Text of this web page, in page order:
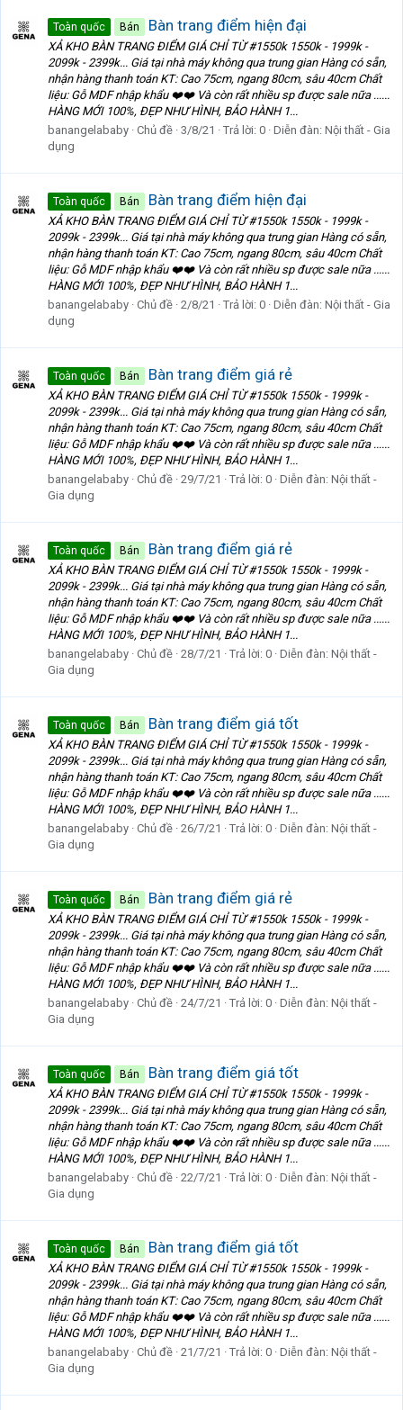
Toàn quốc Bán Bàn trang điểm hiện đại
XẢ KHO BÀN TRANG ĐIỂM GIÁ CHỈ TỪ #1550k 1550k - 1999k -
2099k - 2399k... Giá tại nhà máy không qua trung gian Hàng có sẵn,
nhận hàng thanh toán KT: Cao 75cm, ngang 80cm, sâu 40cm Chất
liệu: Gỗ MDF nhập khẩu ❤️❤️ Và còn rất nhiều sp được sale nữa ......
HÀNG MỚI 100%, ĐẸP NHƯ HÌNH, BẢO HÀNH 1...
banangelababy Chủ đề 3/8/21 Trả lời: 0 Diễn đàn: Nội thất - Gia
dụng
Toàn quốc Bán Bàn trang điểm hiện đại
XẢ KHO BÀN TRANG ĐIỂM GIÁ CHỈ TỪ #1550k 1550k - 1999k -
2099k - 2399k... Giá tại nhà máy không qua trung gian Hàng có sẵn,
nhận hàng thanh toán KT: Cao 75cm, ngang 80cm, sâu 40cm Chất
liệu: Gỗ MDF nhập khẩu ❤️❤️ Và còn rất nhiều sp được sale nữa ......
HÀNG MỚI 100%, ĐẸP NHƯ HÌNH, BẢO HÀNH 1...
banangelababy Chủ đề 2/8/21 Trả lời: 0 Diễn đàn: Nội thất - Gia
dụng
Toàn quốc Bán Bàn trang điểm giá rẻ
XẢ KHO BÀN TRANG ĐIỂM GIÁ CHỈ TỪ #1550k 1550k - 1999k -
2099k - 2399k... Giá tại nhà máy không qua trung gian Hàng có sẵn,
nhận hàng thanh toán KT: Cao 75cm, ngang 80cm, sâu 40cm Chất
liệu: Gỗ MDF nhập khẩu ❤️❤️ Và còn rất nhiều sp được sale nữa ......
HÀNG MỚI 100%, ĐẸP NHƯ HÌNH, BẢO HÀNH 1...
banangelababy Chủ đề 29/7/21 Trả lời: 0 Diễn đàn: Nội thất -
Gia dụng
Toàn quốc Bán Bàn trang điểm giá rẻ
XẢ KHO BÀN TRANG ĐIỂM GIÁ CHỈ TỪ #1550k 1550k - 1999k -
2099k - 2399k... Giá tại nhà máy không qua trung gian Hàng có sẵn,
nhận hàng thanh toán KT: Cao 75cm, ngang 80cm, sâu 40cm Chất
liệu: Gỗ MDF nhập khẩu ❤️❤️ Và còn rất nhiều sp được sale nữa ......
HÀNG MỚI 100%, ĐẸP NHƯ HÌNH, BẢO HÀNH 1...
banangelababy Chủ đề 28/7/21 Trả lời: 0 Diễn đàn: Nội thất -
Gia dụng
Toàn quốc Bán Bàn trang điểm giá tốt
XẢ KHO BÀN TRANG ĐIỂM GIÁ CHỈ TỪ #1550k 1550k - 1999k -
2099k - 2399k... Giá tại nhà máy không qua trung gian Hàng có sẵn,
nhận hàng thanh toán KT: Cao 75cm, ngang 80cm, sâu 40cm Chất
liệu: Gỗ MDF nhập khẩu ❤️❤️ Và còn rất nhiều sp được sale nữa ......
HÀNG MỚI 100%, ĐẸP NHƯ HÌNH, BẢO HÀNH 1...
banangelababy Chủ đề 26/7/21 Trả lời: 0 Diễn đàn: Nội thất -
Gia dụng
Toàn quốc Bán Bàn trang điểm giá rẻ
XẢ KHO BÀN TRANG ĐIỂM GIÁ CHỈ TỪ #1550k 1550k - 1999k -
2099k - 2399k... Giá tại nhà máy không qua trung gian Hàng có sẵn,
nhận hàng thanh toán KT: Cao 75cm, ngang 80cm, sâu 40cm Chất
liệu: Gỗ MDF nhập khẩu ❤️❤️ Và còn rất nhiều sp được sale nữa ......
HÀNG MỚI 100%, ĐẸP NHƯ HÌNH, BẢO HÀNH 1...
banangelababy Chủ đề 24/7/21 Trả lời: 0 Diễn đàn: Nội thất -
Gia dụng
Toàn quốc Bán Bàn trang điểm giá tốt
XẢ KHO BÀN TRANG ĐIỂM GIÁ CHỈ TỪ #1550k 1550k - 1999k -
2099k - 2399k... Giá tại nhà máy không qua trung gian Hàng có sẵn,
nhận hàng thanh toán KT: Cao 75cm, ngang 80cm, sâu 40cm Chất
liệu: Gỗ MDF nhập khẩu ❤️❤️ Và còn rất nhiều sp được sale nữa ......
HÀNG MỚI 100%, ĐẸP NHƯ HÌNH, BẢO HÀNH 1...
banangelababy Chủ đề 22/7/21 Trả lời: 0 Diễn đàn: Nội thất -
Gia dụng
Toàn quốc Bán Bàn trang điểm giá tốt
XẢ KHO BÀN TRANG ĐIỂM GIÁ CHỈ TỪ #1550k 1550k - 1999k -
2099k - 2399k... Giá tại nhà máy không qua trung gian Hàng có sẵn,
nhận hàng thanh toán KT: Cao 75cm, ngang 80cm, sâu 40cm Chất
liệu: Gỗ MDF nhập khẩu ❤️❤️ Và còn rất nhiều sp được sale nữa ......
HÀNG MỚI 100%, ĐẸP NHƯ HÌNH, BẢO HÀNH 1...
banangelababy Chủ đề 21/7/21 Trả lời: 0 Diễn đàn: Nội thất -
Gia dụng